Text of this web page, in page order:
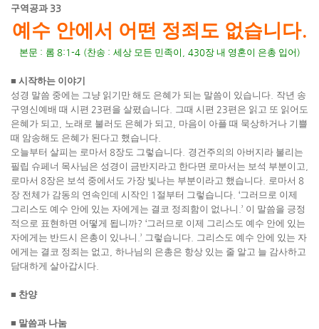
구역공과 33
예수 안에서 어떤 정죄도 없습니다.
본문 : 롬 8:1-4 (찬송 : 세상 모든 민족이 , 430장 내 영혼이 은총 입어)
■ 시작하는 이야기
성경 말씀 중에는 그냥 읽기만 해도 은혜가 되는 말씀이 있습니다 작년 송
구영신예배 때 시편 23편을 살폈습니다 그때 시편 23편은 읽고 또 읽어도
은혜가 되고
노래로 불러도 은혜가 되고
마음이 아플 때 묵상하거나 기쁠
때 암송해도 은혜가 된다고 했습니다
오늘부터 살피는 로마서 8장도 그렇습니다 경건주의의 아버지라 불리는
필립 슈페너 목사님은 성경이 금반지라고 한다면 로마서는 보석 부분이고
로마서 8장은 보석 중에서도 가장 빛나는 부분이라고 했습니다 로마서 8
장 전체가 감동의 연속인데 시작인 1 절부터 그렇습니다 . ‘그러므로 이제
그리스도 예수 안에 있는 자에게는 결코 정죄함이 없나니 .’ 이 말씀을 긍정
적으로 표현하면 어떻게 됩니까? ‘그러므로 이제 그리스도 예수 안에 있는
자에게는 반드시 은총이 있나니 .’ 그렇습니다 그리스도 예수 안에 있는 자
에게는 결코 정죄는 없고 하나님의 은총은 항상 있는 줄 알고 늘 감사하고
담대하게 살아갑시다
■ 찬양
■ 말씀과 나눔